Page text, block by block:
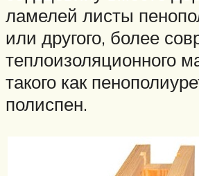
ламелей листы
или другого, более
теплоизоляционного
такого как
полиспен.